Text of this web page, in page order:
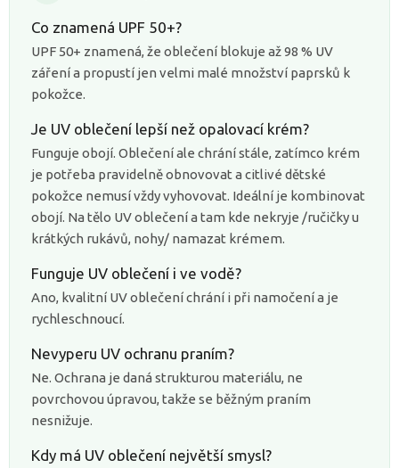
Co znamená UPF 50+?
UPF 50+ znamená, že oblečení blokuje až 98 % UV
záření a propustí jen velmi malé množství paprsků k
pokožce.
Je UV oblečení lepší než opalovací krém?
Funguje obojí. Oblečení ale chrání stále, zatímco krém
je potřeba pravidelně obnovovat a citlivé dětské
pokožce nemusí vždy vyhovovat. Ideální je kombinovat
obojí. Na tělo UV oblečení a tam kde nekryje /ručičky u
krátkých rukávů, nohy/ namazat krémem.
Funguje UV oblečení i ve vodě?
Ano, kvalitní UV oblečení chrání i při namočení a je
rychleschnoucí.
Nevyperu UV ochranu praním?
Ne. Ochrana je daná strukturou materiálu, ne
povrchovou úpravou, takže se běžným praním
nesnižuje.
Kdy má UV oblečení největší smysl?